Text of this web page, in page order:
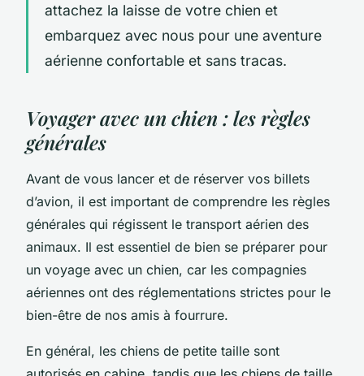
attachez la laisse de votre chien et
embarquez avec nous pour une aventure
aérienne confortable et sans tracas.
Voyager avec un chien : les règles
générales
Avant de vous lancer et de réserver vos billets
d’avion, il est important de comprendre les règles
générales qui régissent le transport aérien des
animaux. Il est essentiel de bien se préparer pour
un voyage avec un chien, car les compagnies
aériennes ont des réglementations strictes pour le
bien-être de nos amis à fourrure.
En général, les chiens de petite taille sont